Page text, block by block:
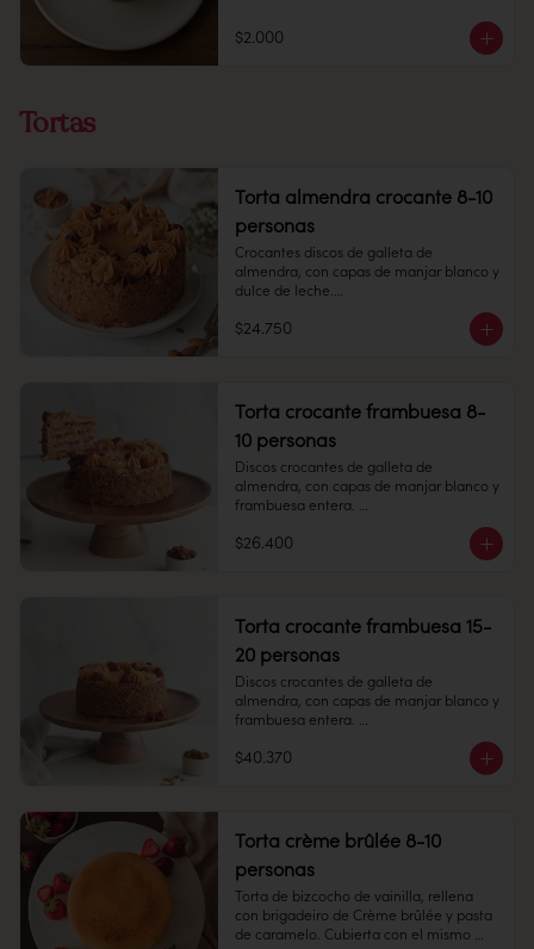
Pote 145 cc.
$2.000
Tortas
Torta almendra crocante 8-10
personas
Crocantes discos de galleta de
almendra, con capas de manjar blanco y
dulce de leche.
8 -10 personas
Congelado: Mantener a -18 °C.
descongelado mantener refrigerado.
Refrigerado: Mantener entre 3-5 °C.
Duración: 10 días refrigerada.
$24.750
Torta crocante frambuesa 8-
10 personas
Discos crocantes de galleta de
almendra, con capas de manjar blanco y
frambuesa entera.
Producto congelado: mantener a -18 °c.
descongelado mantener refrigerado.
Refrigerado: Mantener entre 3-5 °c.
Duración: 10 días refrigerada.
$26.400
Torta crocante frambuesa 15-
20 personas
Discos crocantes de galleta de
almendra, con capas de manjar blanco y
frambuesa entera.
15 -20 personas
Peso: 1.505 gr
Congelado: Mantener a -18 °C.
$40.370
Torta crème brûlée 8-10
personas
Torta de bizcocho de vainilla, rellena
con brigadeiro de Crème brûlée y pasta
de caramelo. Cubierta con el mismo